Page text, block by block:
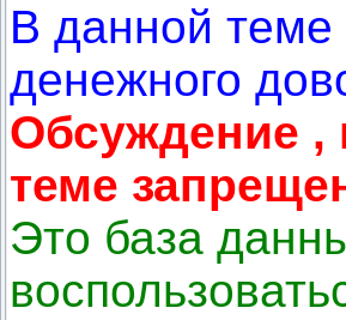
В данной
денежного
Обсуждение ,
теме
Это база